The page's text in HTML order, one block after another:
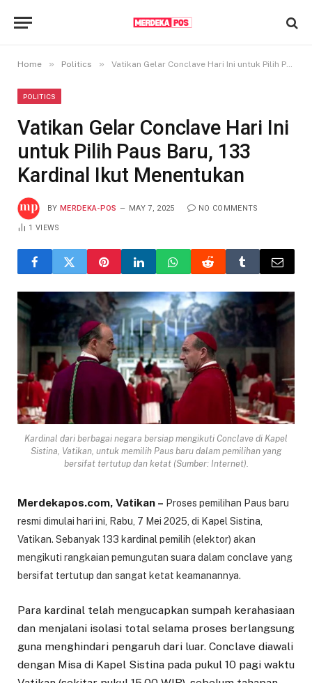
Home » Politics » Vatikan Gelar Conclave Hari Ini untuk Pilih Paus Baru, 133 Kardinal Ikut Menentukan
POLITICS
Vatikan Gelar Conclave Hari Ini
untuk Pilih Paus Baru, 133
Kardinal Ikut Menentukan
BY MERDEKA-POS MAY 7, 2025 NO COMMENTS
1VIEWS
Kardinal dari berbagai negara bersiap mengikuti Conclave di Kapel
Sistina, Vatikan, untuk memilih Paus baru dalam pemilihan yang
bersifat tertutup dan ketat (Sumber: Internet).
Merdekapos.com, Vatikan – Proses pemilihan Paus baru
resmi dimulai hari ini, Rabu, 7 Mei 2025, di Kapel Sistina,
Vatikan. Sebanyak 133 kardinal pemilih (elektor) akan
mengikuti rangkaian pemungutan suara dalam conclave yang
bersifat tertutup dan sangat ketat keamanannya.
Para kardinal telah mengucapkan sumpah kerahasiaan
dan menjalani isolasi total selama proses berlangsung
guna menghindari pengaruh dari luar. Conclave diawali
dengan Misa di Kapel Sistina pada pukul 10 pagi waktu